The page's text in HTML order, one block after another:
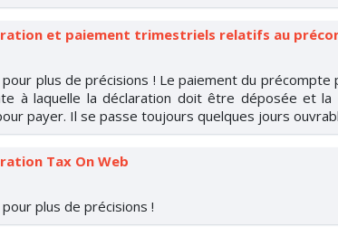
et paiement trimestriels relatifs au
pour plus de précisions ! Le paiement du
à laquelle la déclaration doit être déposée et
payer. Il se passe toujours quelques jours
Tax On Web
plus de précisions !